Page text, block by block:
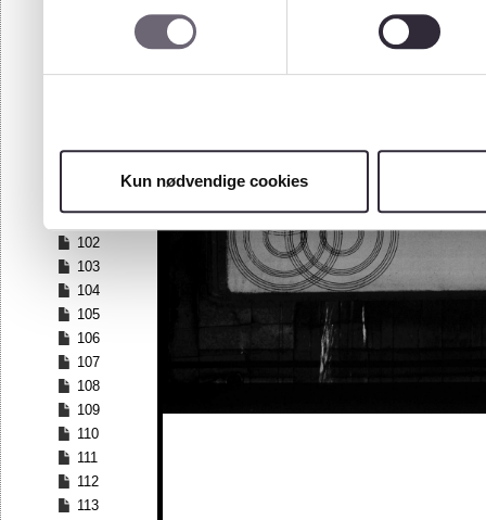
Kun nødvendige cookies
95
98
101
102
103
104
105
106
107
108
109
110
111
112
113